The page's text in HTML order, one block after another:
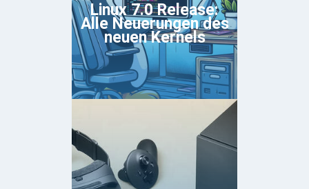
Linux 7.0 Release:
Alle Neuerungen des
neuen Kernels